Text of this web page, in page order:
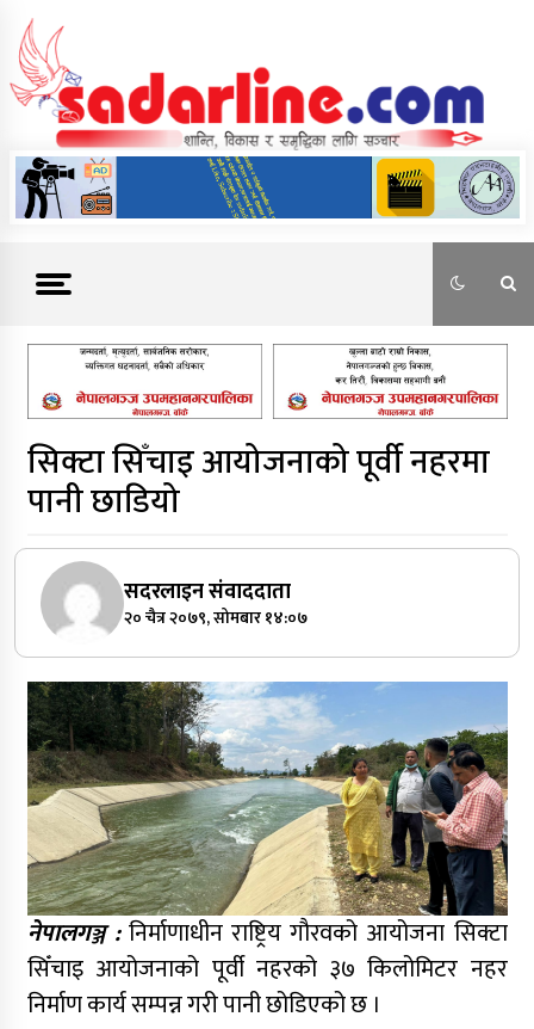
content
News For Nepal
सिक्टा सिँचाइ आयोजनाको पूर्वी नहरमा
पानी छाडियो
सदरलाइन संवाददाता
२० चैत्र २०७९, सोमबार १४:०७
नेपालगञ्ज : निर्माणाधीन राष्ट्रिय गौरवको आयोजना सिक्टा
सिँचाइ आयोजनाको पूर्वी नहरको ३७ किलोमिटर नहर
निर्माण कार्य सम्पन्न गरी पानी छोडिएको छ ।